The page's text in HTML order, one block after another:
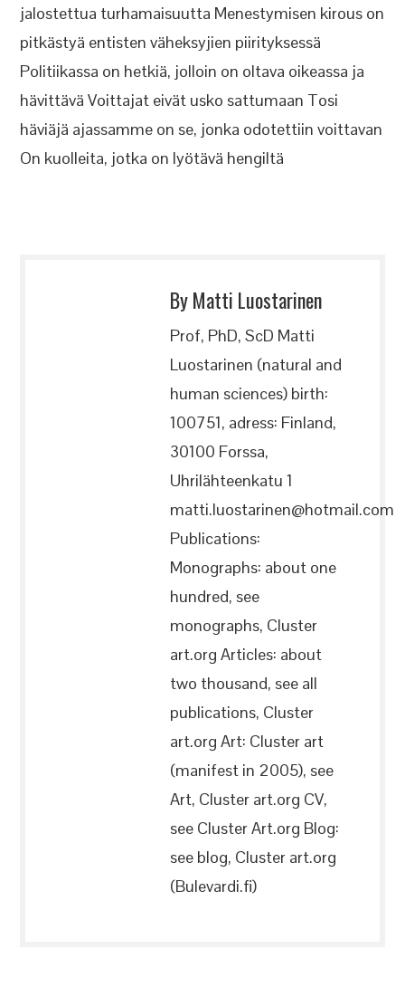
jalostettua turhamaisuutta Menestymisen kirous on
pitkästyä entisten väheksyjien piirityksessä
Politiikassa on hetkiä, jolloin on oltava oikeassa ja
hävittävä Voittajat eivät usko sattumaan Tosi
häviäjä ajassamme on se, jonka odotettiin voittavan
On kuolleita, jotka on lyötävä hengiltä
By Matti Luostarinen
Prof, PhD, ScD Matti
Luostarinen (natural and
human sciences) birth:
100751, adress: Finland,
30100 Forssa,
Uhrilähteenkatu 1
matti.luostarinen@hotmail.com
Publications:
Monographs: about one
hundred, see
monographs, Cluster
art.org Articles: about
two thousand, see all
publications, Cluster
art.org Art: Cluster art
(manifest in 2005), see
Art, Cluster art.org CV,
see Cluster Art.org Blog:
see blog, Cluster art.org
(Bulevardi.fi)